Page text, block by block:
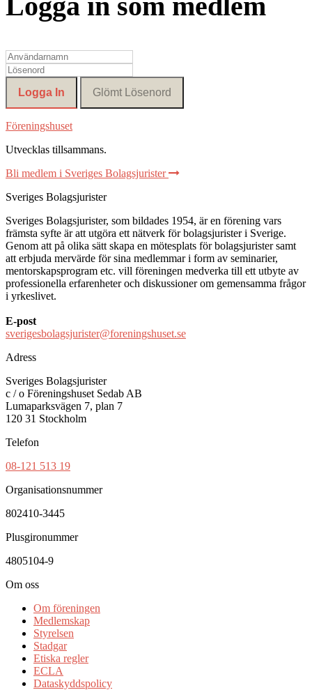
Föreningshuset
Utvecklas tillsammans.
Bli medlem i Sveriges Bolagsjurister
Sveriges Bolagsjurister
Sveriges Bolagsjurister, som bildades 1954, är en förening vars
främsta syfte är att utgöra ett nätverk för bolagsjurister i Sverige.
Genom att på olika sätt skapa en mötesplats för bolagsjurister samt
att erbjuda mervärde för sina medlemmar i form av seminarier,
mentorskapsprogram etc. vill föreningen medverka till ett utbyte av
professionella erfarenheter och diskussioner om gemensamma frågor
i yrkeslivet.
E-post
sverigesbolagsjurister@foreningshuset.se
Adress
Sveriges Bolagsjurister
c / o Föreningshuset Sedab AB
Lumaparksvägen 7, plan 7
120 31 Stockholm
Telefon
08-121 513 19
Organisationsnummer
802410-3445
Plusgironummer
4805104-9
Om oss
Om föreningen
Medlemskap
Styrelsen
Stadgar
Etiska regler
ECLA
Dataskyddspolicy